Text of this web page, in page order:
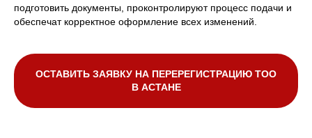
подготовить документы, проконтролируют процесс подачи и
обеспечат корректное оформление всех изменений.
ОСТАВИТЬ ЗАЯВКУ НА ПЕРЕРЕГИСТРАЦИЮ ТОО
В АСТАНЕ